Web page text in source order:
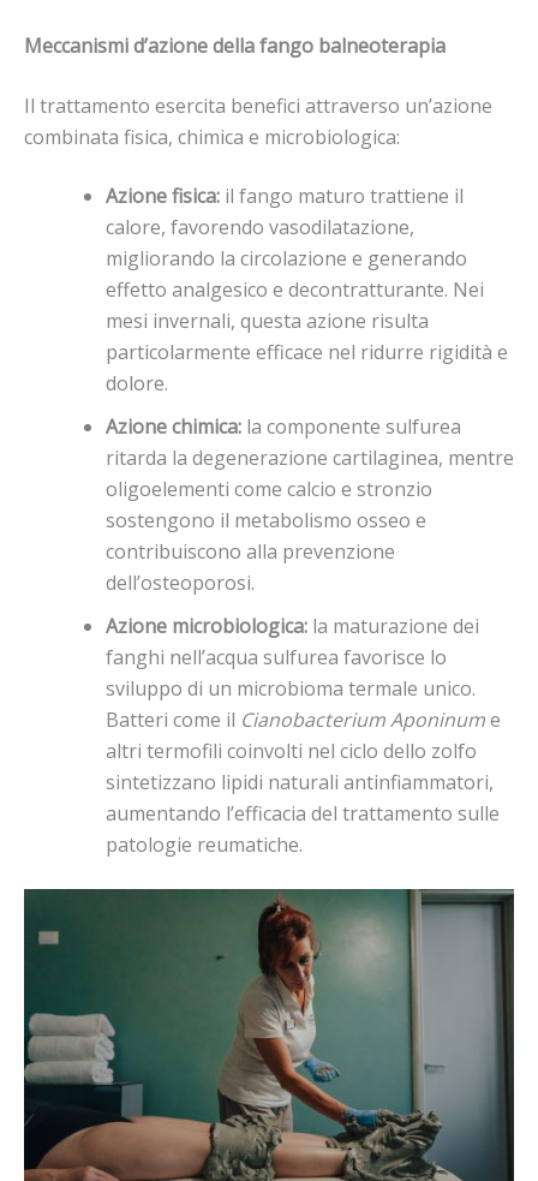
Meccanismi d’azione della fango balneoterapia
Il trattamento esercita benefici attraverso un’azione
combinata fisica, chimica e microbiologica:
Azione fisica: il fango maturo trattiene il
calore, favorendo vasodilatazione,
migliorando la circolazione e generando
effetto analgesico e decontratturante. Nei
mesi invernali, questa azione risulta
particolarmente efficace nel ridurre rigidità e
dolore.
Azione chimica: la componente sulfurea
ritarda la degenerazione cartilaginea, mentre
oligoelementi come calcio e stronzio
sostengono il metabolismo osseo e
contribuiscono alla prevenzione
dell’osteoporosi.
Azione microbiologica: la maturazione dei
fanghi nell’acqua sulfurea favorisce lo
sviluppo di un microbioma termale unico.
Batteri come il Cianobacterium Aponinume
altri termofili coinvolti nel ciclo dello zolfo
sintetizzano lipidi naturali antinfiammatori,
aumentando l’efficacia del trattamento sulle
patologie reumatiche.